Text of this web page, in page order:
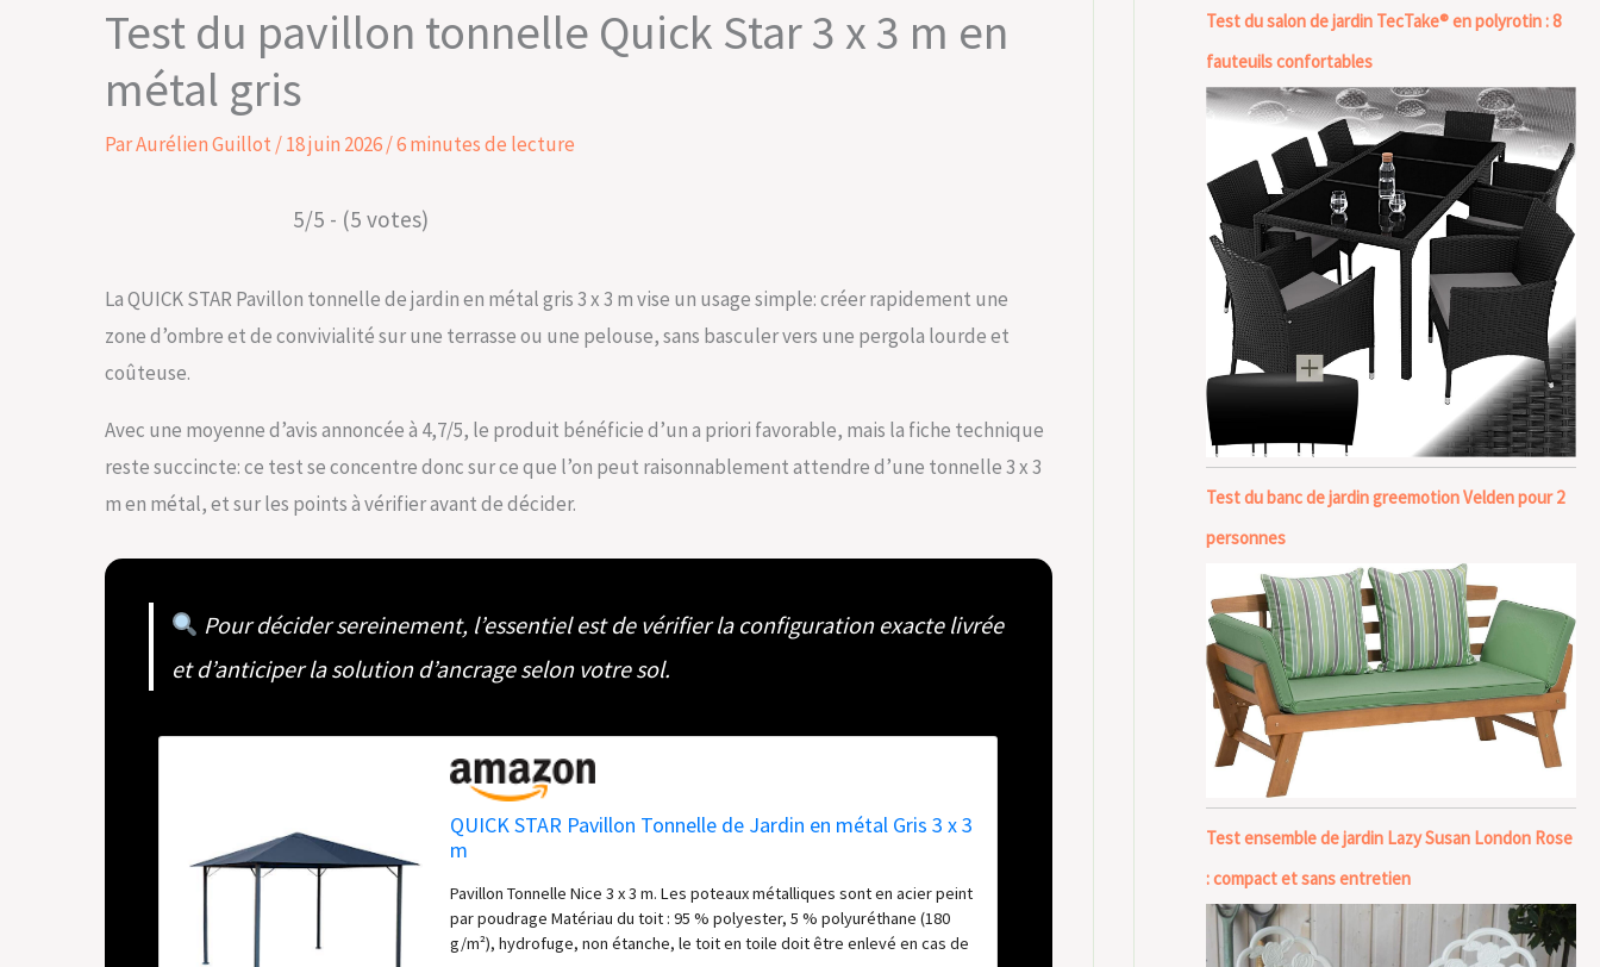
Test du pavillon tonnelle Quick Star 3 x 3 m en
métal gris
ParAurélien Guillot /18 juin 2026/6 minutes de lecture
5/5 - (5 votes)
La QUICK STAR Pavillon tonnelle de jardin en métal gris 3 x 3 m vise un usage simple: créer rapidement une
zone d’ombre et de convivialité sur une terrasse ou une pelouse, sans basculer vers une pergola lourde et
coûteuse.
Avec une moyenne d’avis annoncée à 4,7/5, le produit bénéficie d’un a priori favorable, mais la fiche technique
reste succincte: ce test se concentre donc sur ce que l’on peut raisonnablement attendre d’une tonnelle 3 x 3
m en métal, et sur les points à vérifier avant de décider.
Pour décider sereinement, l’essentiel est de vérifier la configuration exacte livrée
et d’anticiper la solution d’ancrage selon votre sol.
QUICK STAR Pavillon Tonnelle de Jardin en métal Gris 3 x 3
m
Pavillon Tonnelle Nice 3 x 3 m. Les poteaux métalliques sont en acier peint
par poudrage Matériau du toit : 95 % polyester, 5 % polyuréthane (180
g/m²), hydrofuge, non étanche, le toit en toile doit être enlevé en cas de
Test du salon de jardin TecTake® en polyrotin : 8
fauteuils confortables
Test du banc de jardin greemotion Velden pour 2
personnes
Test ensemble de jardin Lazy Susan London Rose
: compact et sans entretien